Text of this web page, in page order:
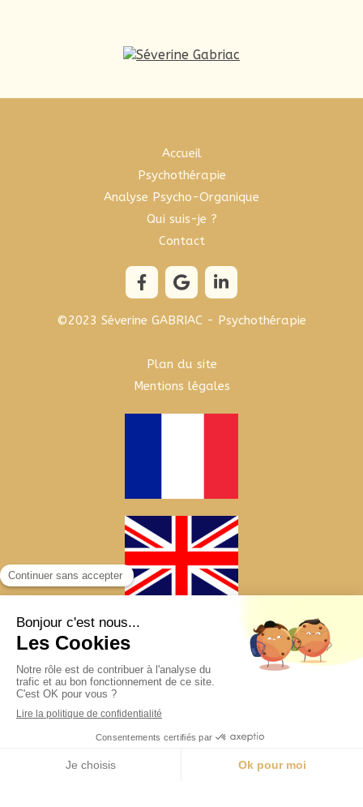
Accueil
Psychothérapie
Analyse Psycho-Organique
Qui suis-je ?
Contact
©2023 Séverine GABRIAC - Psychothérapie
Plan du site
Mentions légales